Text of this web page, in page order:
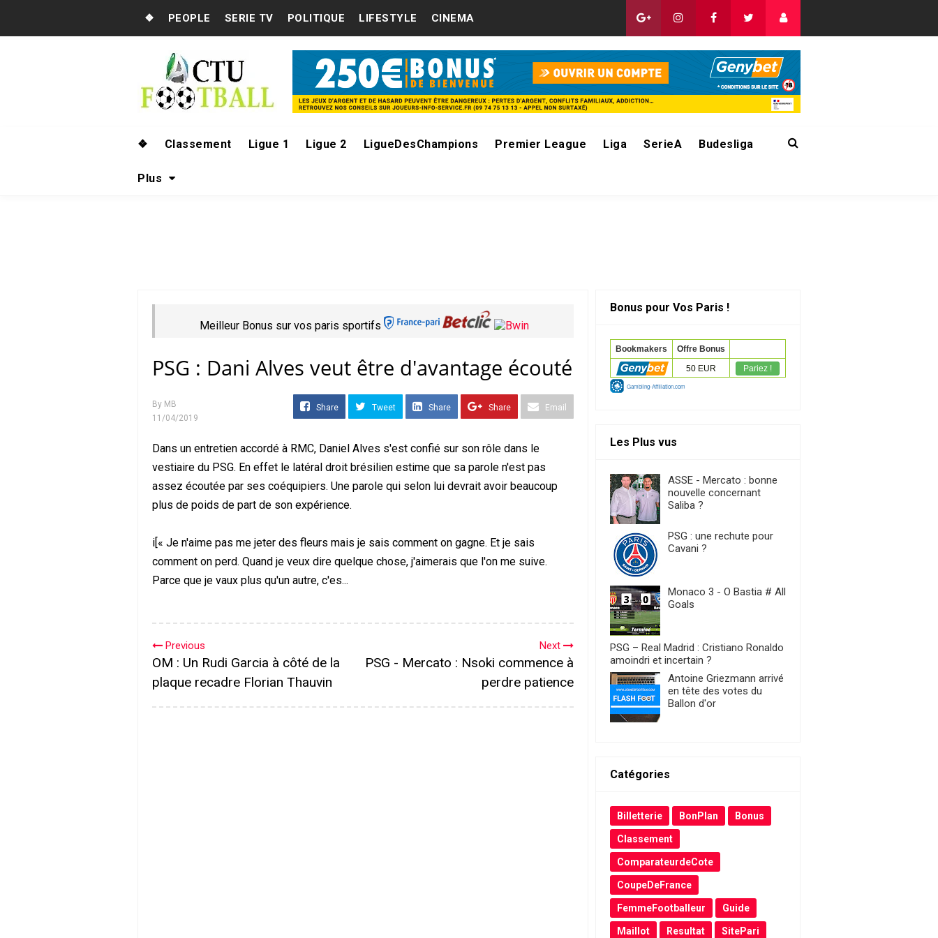
❖ PEOPLE SERIE TV POLITIQUE LIFESTYLE CINEMA
❖ Classement Ligue 1 Ligue 2 LigueDesChampions Premier League Liga SerieA Budesliga
Plus
Meilleur Bonus sur vos paris sportifs
PSG : Dani Alves veut être d'avantage écouté
By MB
11/04/2019
Share Tweet Share Share Email
Dans un entretien accordé à RMC, Daniel Alves s'est confié sur son rôle dans le
vestiaire du PSG. En effet le latéral droit brésilien estime que sa parole n'est pas
assez écoutée par ses coéquipiers. Une parole qui selon lui devrait avoir beaucoup
plus de poids de part de son expérience.
i[« Je n'aime pas me jeter des fleurs mais je sais comment on gagne. Et je sais
comment on perd. Quand je veux dire quelque chose, j'aimerais que l'on me suive.
Parce que je vaux plus qu'un autre, c'es...
Next
PSG - Mercato : Nsoki commence à
perdre patience
Previous
OM : Un Rudi Garcia à côté de la
plaque recadre Florian Thauvin
Bonus pour Vos Paris !
Les Plus vus
ASSE - Mercato : bonne
nouvelle concernant
Saliba ?
PSG : une rechute pour
Cavani ?
Monaco 3 - O Bastia # All
Goals
PSG – Real Madrid : Cristiano Ronaldo
amoindri et incertain ?
Antoine Griezmann arrivé
en tête des votes du
Ballon d'or
Catégories
Billetterie BonPlan Bonus
Classement
ComparateurdeCote
CoupeDeFrance
FemmeFootballeur Guide
Maillot Resultat SitePari